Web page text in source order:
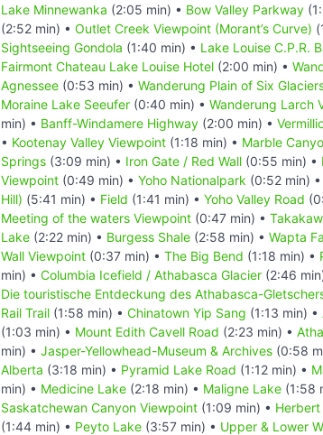
Lake Minnewanka (2:05 min) • Bow Valley Parkway
(2:52 min) • Outlet Creek Viewpoint (Morant’s Curve)
Sightseeing Gondola (1:40 min) • Lake Louise C.P.R.
Fairmont Chateau Lake Louise Hotel (2:00 min) •
Agnessee (0:53 min) • Wanderung Plain of Six
Moraine Lake Seeufer (0:40 min) • Wanderung Larch
min) • Banff-Windamere Highway (2:00 min) •
• Kootenay Valley Viewpoint (1:18 min) • Marble
Springs (3:09 min) • Iron Gate / Red Wall (0:55 min) •
Viewpoint (0:49 min) • Yoho Nationalpark (0:52 min) •
Hill) (5:41 min) • Field (1:41 min) • Yoho Valley Road
Meeting of the waters Viewpoint (0:47 min) •
Lake (2:22 min) • Burgess Shale (2:58 min) • Wapta
Wall Viewpoint (0:37 min) • The Big Bend (1:18 min) •
min) • Columbia Icefield / Athabasca Glacier (2:46
Die touristische Entdeckung des Athabasca-
Rail Trail (1:58 min) • Chinatown Yip Sang (1:13 min) •
(1:03 min) • Mount Edith Cavell Road (2:23 min) •
min) • Jasper-Yellowhead-Museum & Archives (0:58
Alberta (3:18 min) • Pyramid Lake Road (1:12 min) •
min) • Medicine Lake (2:18 min) • Maligne Lake (1:58
Saskatchewan Canyon Viewpoint (1:09 min) •
(1:44 min) • Peyto Lake (3:57 min) • Upper & Lower